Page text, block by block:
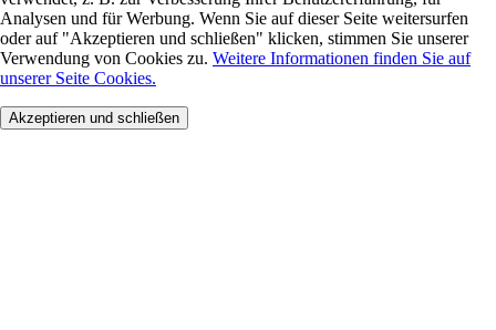
Analysen und für Werbung. Wenn Sie auf dieser Seite weitersurfen
oder auf "Akzeptieren und schließen" klicken, stimmen Sie unserer
Verwendung von Cookies zu. Weitere Informationen finden Sie auf
unserer Seite Cookies.
Akzeptieren und schließen